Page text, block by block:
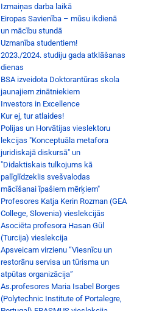
Izmaiņas darba laikā
Eiropas Savienība – mūsu ikdienā
un mācību stundā
Uzmanība studentiem!
2023./2024. studiju gada atklāšanas
dienas
BSA izveidota Doktorantūras skola
jaunajiem zinātniekiem
Investors in Excellence
Kur ej, tur atlaides!
Polijas un Horvātijas vieslektoru
lekcijas "Konceptuāla metafora
juridiskajā diskursā" un
"Didaktiskais tulkojums kā
palīglīdzeklis svešvalodas
mācīšanai īpašiem mērķiem"
Profesores Katja Kerin Rozman (GEA
College, Slovenia) vieslekcijās
Asociēta profesora Hasan Gül
(Turcija) vieslekcija
Apsveicam virzienu “Viesnīcu un
restorānu servisa un tūrisma un
atpūtas organizācija”
As.profesores Maria Isabel Borges
(Polytechnic Institute of Portalegre,